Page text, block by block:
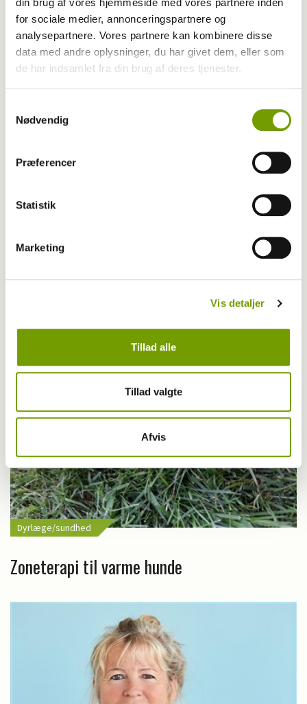
din brug af vores hjemmeside med vores partnere inden
for sociale medier, annonceringspartnere og
analysepartnere. Vores partnere kan kombinere disse
data med andre oplysninger, du har givet dem, eller som
de har indsamlet fra din brug af deres tjenester.
Nødvendig
Præferencer
Statistik
Marketing
Vis detaljer
Tillad alle
Tillad valgte
Afvis
BLOG: Nem hjælp til tilstoppede analkirtler
Dyrlæge/sundhed
Ditte Young indgår samarbejde med
Dyrlæge/sundhed
Zoneterapi til varme hunde